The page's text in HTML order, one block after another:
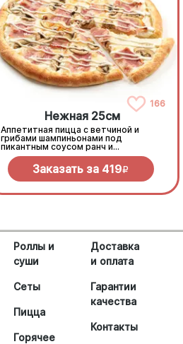
166
Нежная 25см
Аппетитная пицца с ветчиной и
грибами шампиньонами под
пикантным соусом ранч и
моцареллой
Заказать за 419R
Роллы и
суши
Сеты
Пицца
Горячее
Доставка
и оплата
Гарантии
качества
Контакты